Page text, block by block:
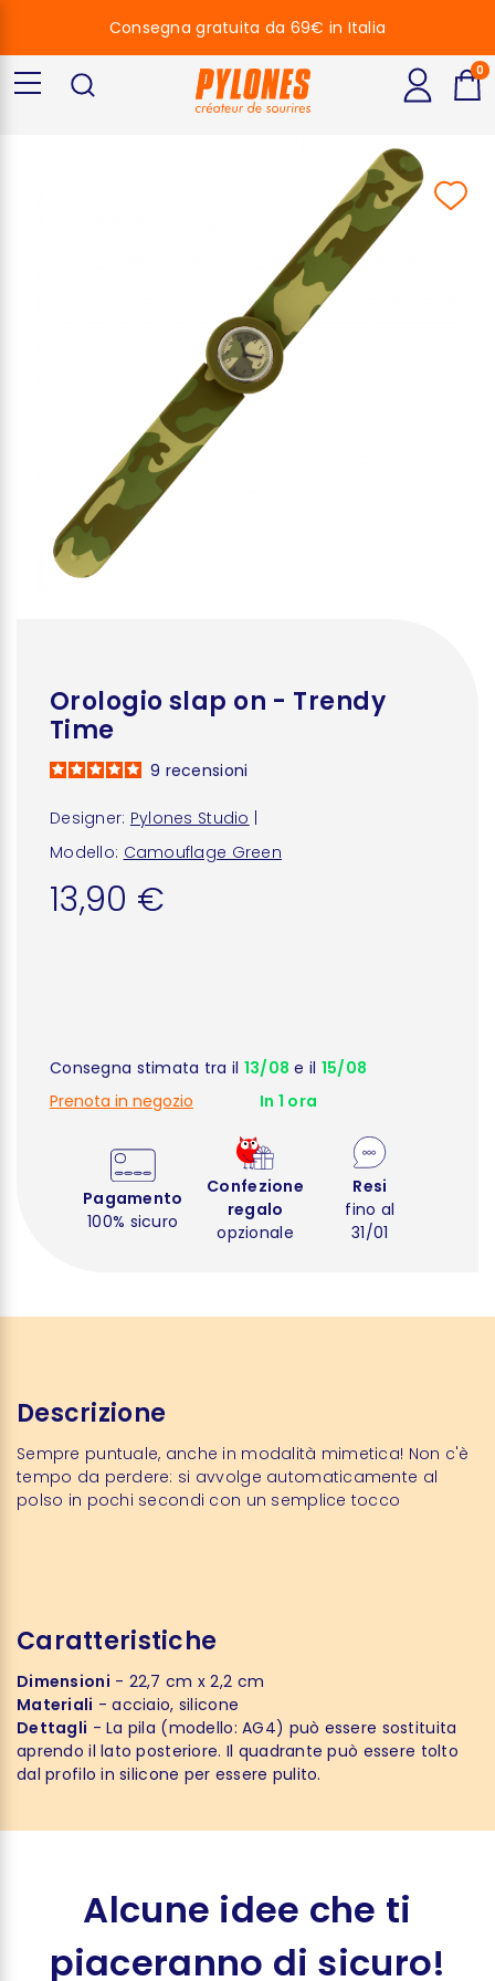
Orologio slap on - Trendy
Time
Designer: Pylones Studio
Modello: Camouflage Green
9 recensioni
13,90 €
Consegna stimata tra il 13/08 e il 15/08
Prenota in negozio
In 1 ora
Pagamento
100% sicuro
Confezione
regalo
opzionale
Resi
fino al
31/01
Descrizione
Sempre puntuale, anche in modalità mimetica! Non c'è
tempo da perdere: si avvolge automaticamente al
polso in pochi secondi con un semplice tocco
Caratteristiche
Dimensioni - 22,7 cm x 2,2 cm
Materiali - acciaio, silicone
Dettagli - La pila (modello: AG4) può essere sostituita
aprendo il lato posteriore. Il quadrante può essere tolto
dal profilo in silicone per essere pulito.
Alcune idee che ti
piaceranno di sicuro!
Consegna gratuita da 69€ in Italia
0